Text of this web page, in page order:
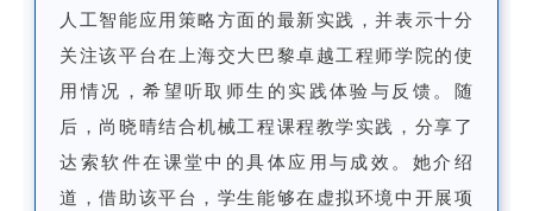
人工智能应用策略方面的最新实践，并表示十分
关注该平台在上海交大巴黎卓越工程师学院的使
用情况，希望听取师生的实践体验与反馈。随
后，尚晓晴结合机械工程课程教学实践，分享了
达索软件在课堂中的具体应用与成效。 她介绍
道，借助该平台，学生能够在虚拟环境中开展项